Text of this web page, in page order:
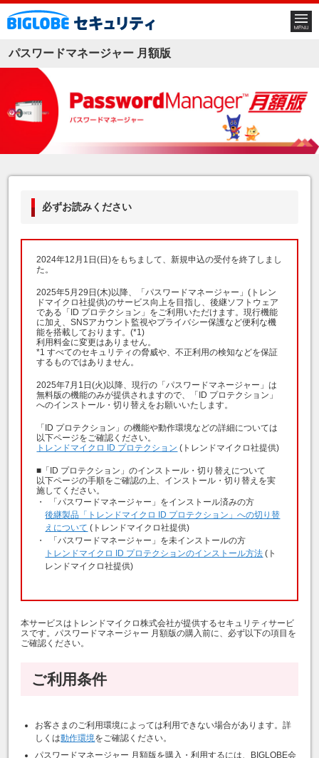
パスワードマネージャー 月額版
必ずお読みください
2024年12月1日(日)をもちまして、新規申込の受付を終了しまし
た。
2025年5月29日(木)以降、「パスワードマネージャー」(トレン
ドマイクロ社提供)のサービス向上を目指し、後継ソフトウェア
である「ID プロテクション」をご利用いただけます。現行機能
に加え、SNSアカウント監視やプライバシー保護など便利な機
能を搭載しております。(*1)
利用料金に変更はありません。
*1 すべてのセキュリティの脅威や、不正利用の検知などを保証
するものではありません。
2025年7月1日(火)以降、現行の「パスワードマネージャー」は
無料版の機能のみが提供されますので、「ID プロテクション」
へのインストール・切り替えをお願いいたします。
「ID プロテクション」の機能や動作環境などの詳細については
以下ページをご確認ください。
トレンドマイクロ ID プロテクション (トレンドマイクロ社提供)
■「ID プロテクション」のインストール・切り替えについて
以下ページの手順をご確認の上、インストール・切り替えを実
施してください。
「パスワードマネージャー」をインストール済みの方
後継製品「トレンドマイクロ ID プロテクション」への切り替
えについて (トレンドマイクロ社提供)
「パスワードマネージャー」を未インストールの方
トレンドマイクロ ID プロテクションのインストール方法 (ト
レンドマイクロ社提供)
本サービスはトレンドマイクロ株式会社が提供するセキュリティサービ
スです。パスワードマネージャー 月額版の購入前に、必ず以下の項目を
ご確認ください。
ご利用条件
お客さまのご利用環境によっては利用できない場合があります。詳
しくは動作環境をご確認ください。
パスワードマネージャー 月額版を購入・利用するには、BIGLOBE会